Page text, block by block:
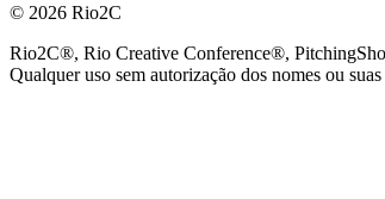
© 2026 Rio2C
Rio2C®, Rio Creative Conference®,
Qualquer uso sem autorização dos nomes ou